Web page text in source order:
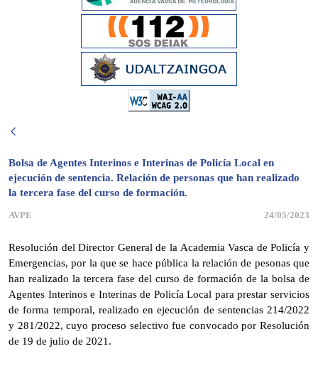
Bolsa de Agentes Interinos e Interinas de Policía Local en
ejecución de sentencia. Relación de personas que han realizado
la tercera fase del curso de formación.
AVPE 24/05/2023
Resolución del Director General de la Academia Vasca de Policía y
Emergencias, por la que se hace pública la relación de pesonas que
han realizado la tercera fase del curso de formación de la bolsa de
Agentes Interinos e Interinas de Policía Local para prestar servicios
de forma temporal, realizado en ejecución de sentencias 214/2022
y 281/2022, cuyo proceso selectivo fue convocado por Resolución
de 19 de julio de 2021.